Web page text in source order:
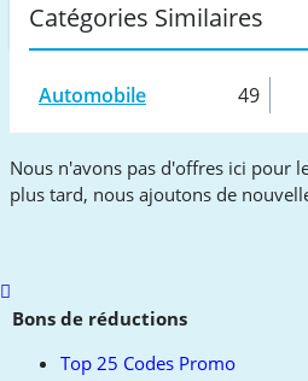
Catégories Similaires
Automobile 49
Nous n'avons pas d'offres ici pour
plus tard, nous ajoutons de
Scroll
toBons de réductions
Top 25 Codes Promo